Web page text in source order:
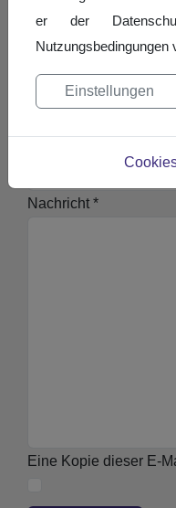
Name
*
E-Mail*
Nachricht *
Eine Kopie dieser E-
er der
Nutzungsbedingungen
Einstellungen